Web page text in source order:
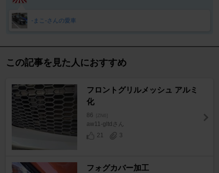
‐まこ‐さんの愛車
この記事を見た人におすすめ
フロントグリルメッシュ アルミ
化
86 [ZN6]
aw11-gltdさん
21
3
フォグカバー加工